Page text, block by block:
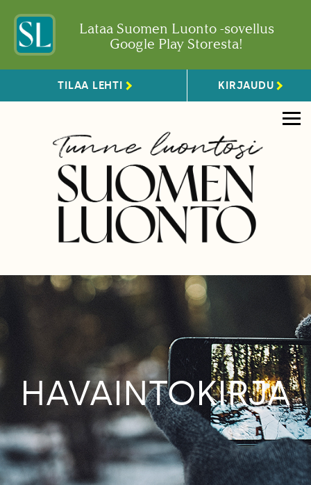
Lataa Suomen Luonto -sovellus
Google Play Storesta!
TILAA LEHTI KIRJAUDU
HAVAINTOKIRJA